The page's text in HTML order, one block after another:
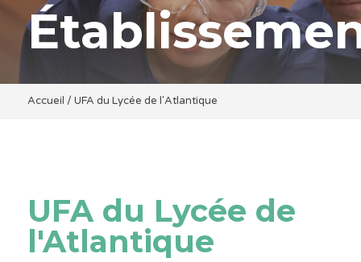
Accueil / UFA du Lycée de l'Atlantique
UFA du Lycée de
l'Atlantique